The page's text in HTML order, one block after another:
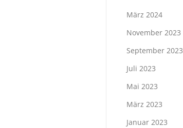
März 2024
November 2023
September 2023
Juli 2023
Mai 2023
März 2023
Januar 2023